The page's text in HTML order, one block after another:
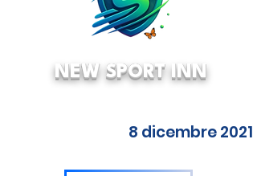
NEW SPORT INN
8 dicembre 2021